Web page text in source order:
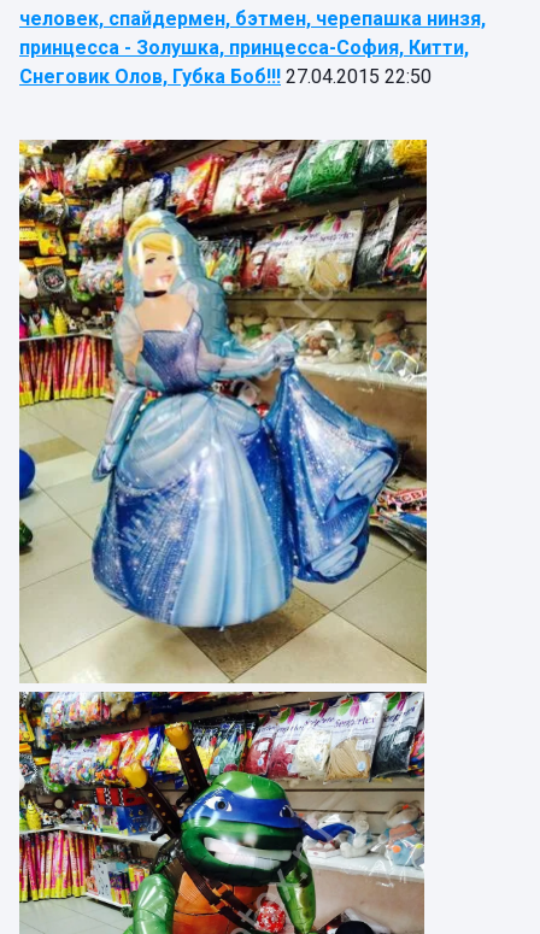
человек, спайдермен, бэтмен, черепашка нинзя,
принцесса - Золушка, принцесса-София, Китти,
Снеговик Олов, Губка Боб!!! 27.04.2015 22:50